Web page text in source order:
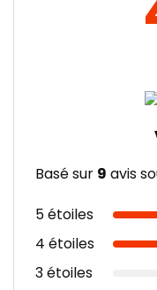
Basé sur 9 avis
5 étoiles
4 étoiles
3 étoiles